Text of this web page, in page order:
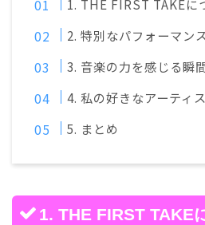
1. THE FIRST TAKEに
2. 特別なパフォーマン
3. 音楽の力を感じる瞬
4. 私の好きなアーティ
5. まとめ
1. THE FIRST TAKE